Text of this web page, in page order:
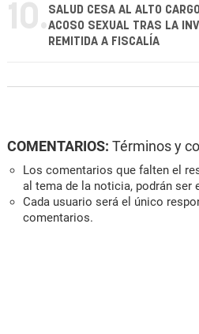
10. SALUD CESA AL ALTO
ACOSO SEXUAL TRAS LA
REMITIDA A FISCALÍA
COMENTARIOS: Términos y
Los comentarios que falten el
al tema de la noticia, podrán ser
Cada usuario será el único
comentarios.